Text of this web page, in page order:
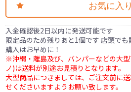
お気に入り
入金確認後2日以内に発送可能です
限定品のため残りあと1個です 店頭で
購入はお早めに！
※沖縄・離島及び、バンパーなどの大
ノ)は送料が別途お見積りとなります。
大型商品につきましては、ご注文前に
せくださいますようお願い致します。